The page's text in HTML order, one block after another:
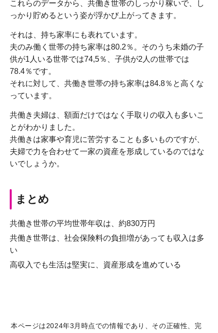
これらのデータから、共働き世帯のしっかり稼いで、し
っかり貯めるという姿が浮かび上がってきます。
それは、持ち家率にも表れています。
夫のみ働く世帯の持ち家率は80.2％。そのうち未婚の子
供が1人いる世帯では74,5％、子供が2人の世帯では
78.4％です。
それに対して、共働き世帯の持ち家率は84.8％と高くな
っています。
共働き夫婦は、額面だけではなく手取りの収入も多いこ
とがわかりました。
共働きは家事や育児に苦労することも多いものですが、
夫婦で力を合わせて一家の資産を形成しているのではな
いでしょうか。
まとめ
共働き世帯の平均世帯年収は、約830万円
共働き世帯は、社会保険料の負担増があっても収入は多
い
高収入でも生活は堅実に、資産形成を進めている
本ページは2024年3月時点での情報であり、その正確性、完